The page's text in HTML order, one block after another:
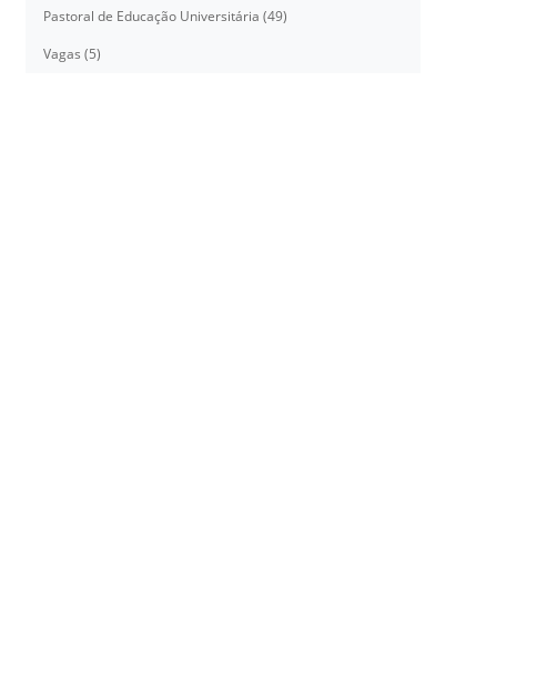
Pastoral de Educação Universitária (49)
Vagas (5)